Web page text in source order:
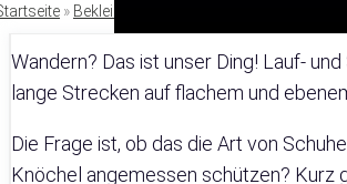
» Bekleidung
Wandern? Das ist unser Ding! Lauf-
lange Strecken auf flachem und
Die Frage ist, ob das die Art von
Knöchel angemessen schützen? Kurz